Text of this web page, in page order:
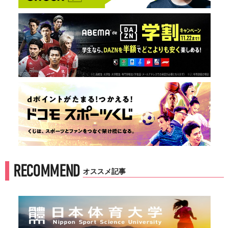
RECOMMEND オススメ記事